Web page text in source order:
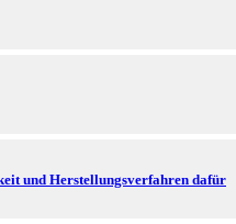
und Herstellungsverfahren dafür